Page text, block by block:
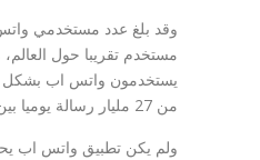
يستخدمون واتس اب بشكل
من 27 مليار رسالة يوميا بين مستخدمي واتس اب.
ولم يكن تطبيق واتس اب